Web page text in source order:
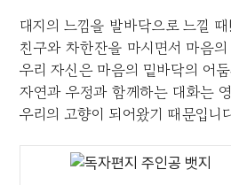
대지의 느낌을 발바닥으로 느낄 때!
친구와 차한잔을 마시면서 마음
우리 자신은 마음의 밑바닥의 어
자연과 우정과 함께하는 대화는
우리의 고향이 되어왔기 때문입니